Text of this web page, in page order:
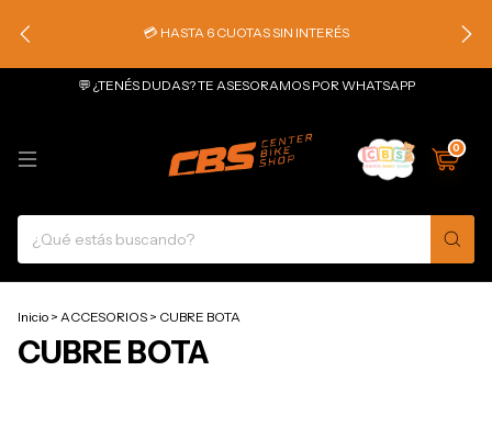
💳 HASTA 6 CUOTAS SIN INTERÉS
💬 ¿TENÉS DUDAS? TE ASESORAMOS POR WHATSAPP
0
Inicio > ACCESORIOS > CUBRE BOTA
CUBRE BOTA